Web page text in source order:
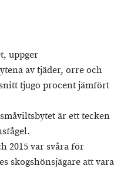
uppger
av tjäder, orre och
tjugo procent jämfört
är ett tecken
2015 var svåra för
skogshönsjägare att vara